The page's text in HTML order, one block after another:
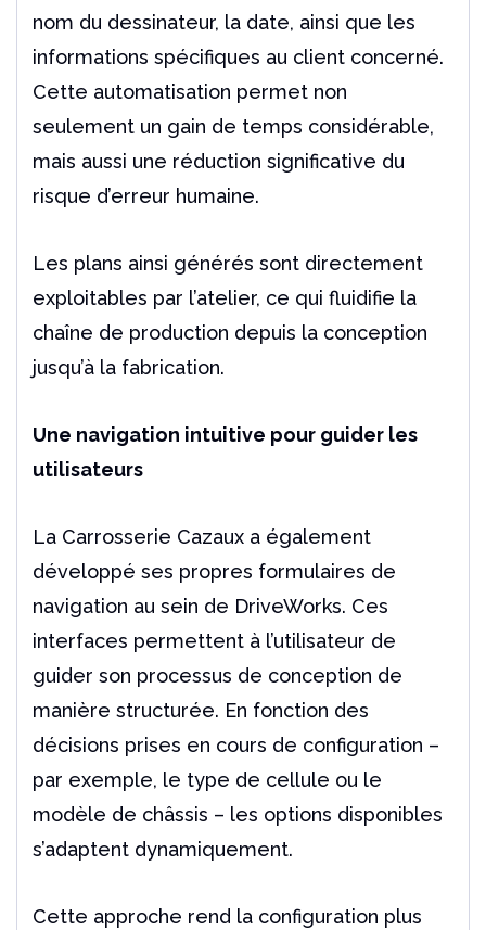
nom du dessinateur, la date, ainsi que les
informations spécifiques au client concerné.
Cette automatisation permet non
seulement un gain de temps considérable,
mais aussi une réduction significative du
risque d’erreur humaine.
Les plans ainsi générés sont directement
exploitables par l’atelier, ce qui fluidifie la
chaîne de production depuis la conception
jusqu’à la fabrication.
Une navigation intuitive pour guider les
utilisateurs
La Carrosserie Cazaux a également
développé ses propres formulaires de
navigation au sein de DriveWorks. Ces
interfaces permettent à l’utilisateur de
guider son processus de conception de
manière structurée. En fonction des
décisions prises en cours de configuration –
par exemple, le type de cellule ou le
modèle de châssis – les options disponibles
s’adaptent dynamiquement.
Cette approche rend la configuration plus